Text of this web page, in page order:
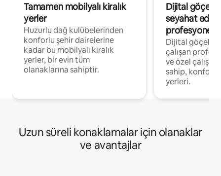
Tamamen mobilyalı kiralık
yerler
Huzurlu dağ kulübelerinden
konforlu şehir dairelerine
kadar bu mobilyalı kiralık
yerler, bir evin tüm
olanaklarına sahiptir.
Dijital
seyahat eden
Dijital
çalışan
ve özel
sahip,
yerleri.
Uzun süreli konaklamalar için olanaklar
ve avantajlar